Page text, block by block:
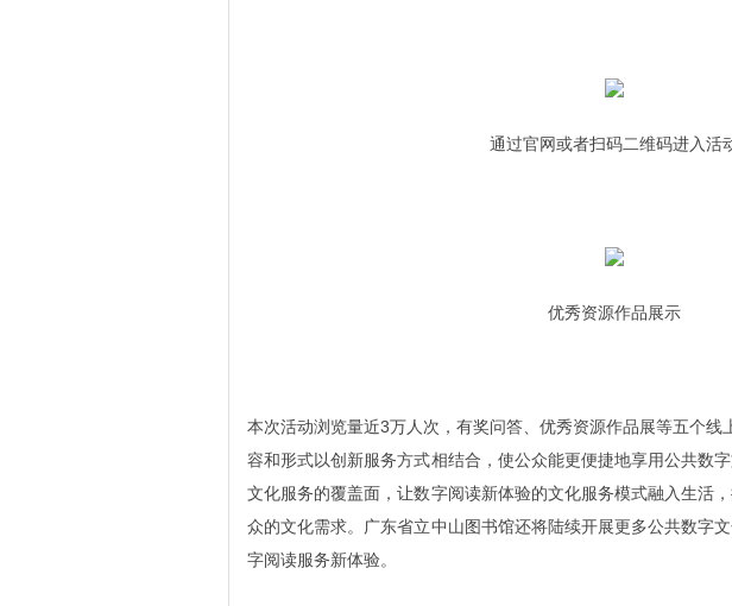
通过官网或者扫码二维码进入活
优秀资源作品展示
本次活动浏览量近3万人次，有奖问答、优秀资源作品展等五个线
容和形式以创新服务方式相结合，使公众能更便捷地享用公共数
文化服务的覆盖面，让数字阅读新体验的文化服务模式融入生活
众的文化需求。广东省立中山图书馆还将陆续开展更多公共数字
字阅读服务新体验。